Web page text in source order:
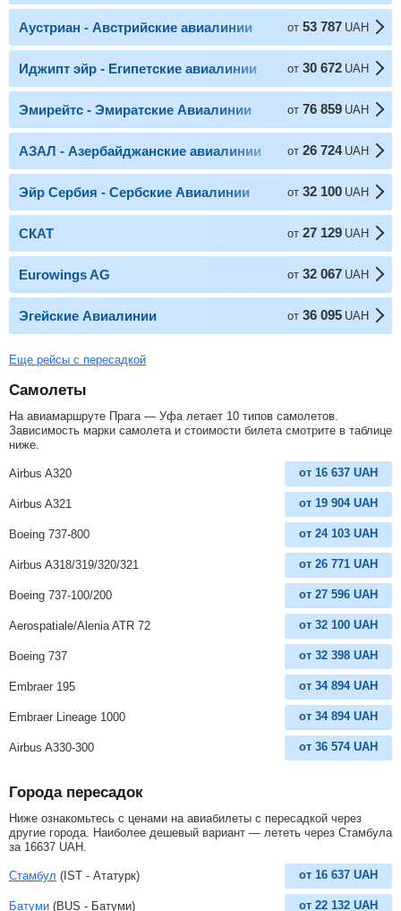
Аустриан - Австрийские авиалинии от 53 787 UAH
Иджипт эйр - Египетские авиалинии от 30 672 UAH
Эмирейтс - Эмиратские Авиалинии от 76 859 UAH
АЗАЛ - Азербайджанские авиалинии от 26 724 UAH
Эйр Сербия - Сербские Авиалинии от 32 100 UAH
СКАТ от 27 129 UAH
Eurowings AG от 32 067 UAH
Эгейские Авиалинии от 36 095 UAH
Еще рейсы с пересадкой
Самолеты
На авиамаршруте Прага — Уфа летает 10 типов самолетов.
Зависимость марки самолета и стоимости билета смотрите в таблице
ниже.
Airbus A320 от 16 637 UAH
Airbus A321 от 19 904 UAH
Boeing 737-800 от 24 103 UAH
Airbus A318/319/320/321 от 26 771 UAH
Boeing 737-100/200 от 27 596 UAH
Aerospatiale/Alenia ATR 72 от 32 100 UAH
Boeing 737 от 32 398 UAH
Embraer 195 от 34 894 UAH
Embraer Lineage 1000 от 34 894 UAH
Airbus A330-300 от 36 574 UAH
Города пересадок
Ниже ознакомьтесь с ценами на авиабилеты с пересадкой через
другие города. Наиболее дешевый вариант — лететь через Стамбула
за 16637 UAH
Стамбул (IST - Ататурк) от 16 637 UAH
Батуми (BUS - Батуми) от 22 132 UAH